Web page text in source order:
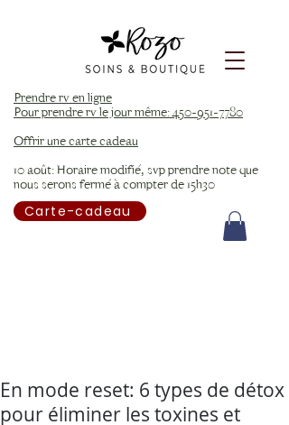
Carte-cadeau
Prendre rv en ligne
Pour prendre rv le jour même: 450-951-7780
Offrir une carte cadeau
10 août: Horaire modifié, svp prendre note que
nous serons fermé à compter de 15h30
En mode reset: 6 types de détox
pour éliminer les toxines et